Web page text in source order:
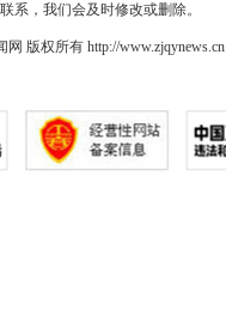
系，我们会及时修改或删除。
网 版权所有 http://www.zjqynews.cn